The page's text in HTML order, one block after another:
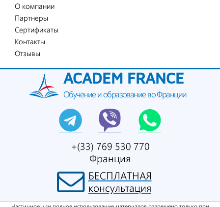
О компании
Партнеры
Сертификаты
Контакты
Отзывы
ACADEM FRANCE
Обучение и образование во Франции
+(33) 769 530 770
Франция
БЕСПЛАТНАЯ
консультация